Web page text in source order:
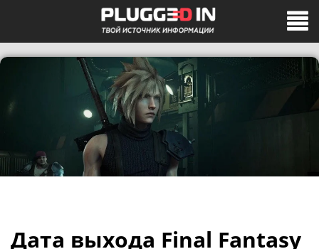
Дата выхода Final Fantasy